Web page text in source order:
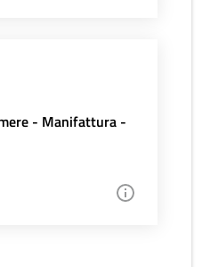
- Manifattura -